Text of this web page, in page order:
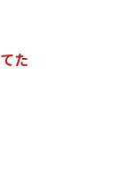
てた